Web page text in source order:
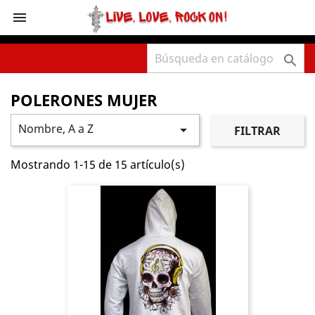


POLERONES MUJER
Nombre, A a Z  FILTRAR
Mostrando 1-15 de 15 artículo(s)